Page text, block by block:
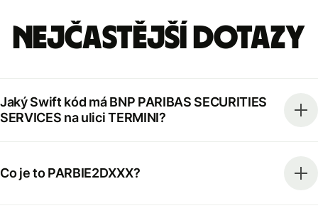
Nejčastější dotazy
Jaký Swift kód má BNP PARIBAS SECURITIES
SERVICES na ulici TERMINI?
Co je to PARBIE2DXXX?